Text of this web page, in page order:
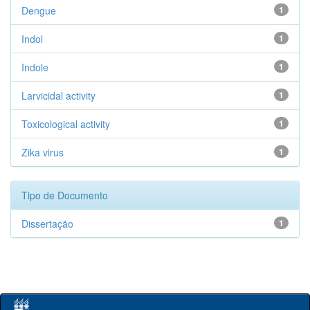
1
Dengue
1
Indol
1
Indole
1
Larvicidal activity
1
Toxicological activity
1
Zika virus
Tipo de Documento
1
Dissertação